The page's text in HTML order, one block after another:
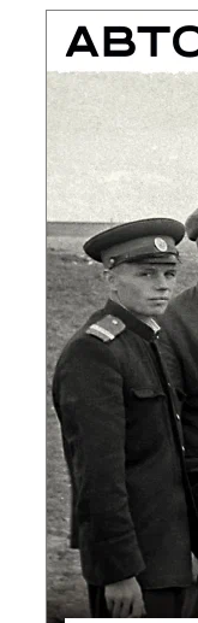
Фото:
Ирина
Бужор,